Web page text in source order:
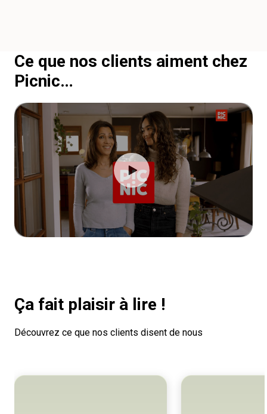
Ce que nos clients aiment chez
Picnic…
Ça fait plaisir à lire !
Découvrez ce que nos clients disent de nous